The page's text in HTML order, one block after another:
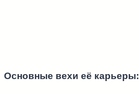
Основные вехи её карьеры: